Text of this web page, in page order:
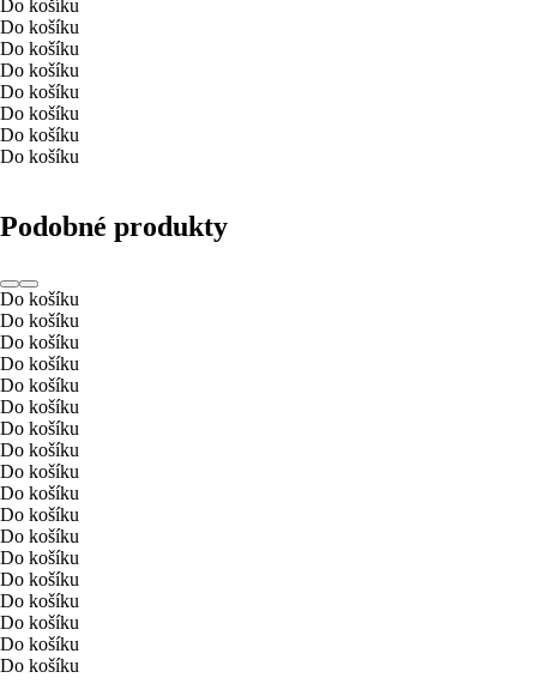
Do košíku
Do košíku
Do košíku
Do košíku
Do košíku
Do košíku
Do košíku
Do košíku
Podobné produkty
Do košíku
Do košíku
Do košíku
Do košíku
Do košíku
Do košíku
Do košíku
Do košíku
Do košíku
Do košíku
Do košíku
Do košíku
Do košíku
Do košíku
Do košíku
Do košíku
Do košíku
Do košíku